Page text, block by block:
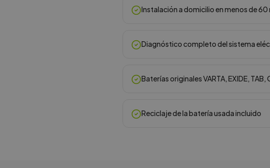
Instalación a domicilio en menos de
Diagnóstico completo del sistema
Baterías originales VARTA, EXIDE, TAB,
Reciclaje de la batería usada incluido